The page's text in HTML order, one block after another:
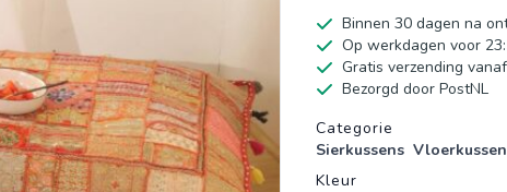
Binnen 30 dagen na
Op werkdagen voor
Gratis verzending
Bezorgd door PostNL
Productgegevens
Categorie
Sierkussens
Kleur